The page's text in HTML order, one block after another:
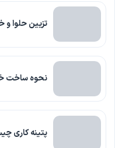
تزیین حلوا و
نحوه ساخت
پتینه کاری